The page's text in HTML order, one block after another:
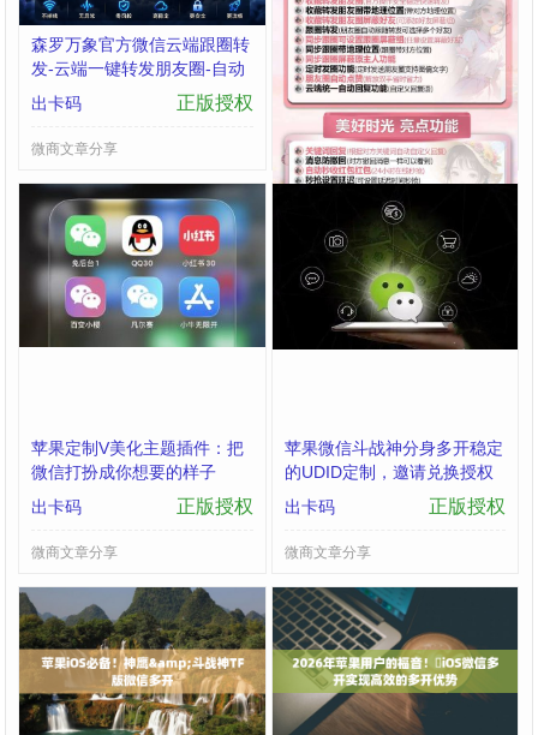
森罗万象官方微信云端跟圈转
发-云端一键转发朋友圈-自动
同步跟随转发朋友圈软件
出卡码 正版授权
微商文章分享
云端美好时光 功能分类详解
收藏转发朋友圈：官方操作，
安全稳定快速转发
出卡码 正版授权
微商文章分享
苹果定制V美化主题插件：把
微信打扮成你想要的样子
出卡码
正版授权
微商文章分享
苹果微信斗战神分身多开稳定
的UDID定制，邀请兑换授权
购买
出卡码 正版授权
微商文章分享